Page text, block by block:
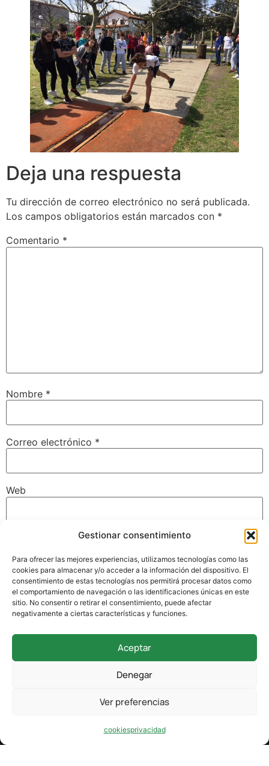
Gestionar consentimiento
Para ofrecer las mejores experiencias, utilizamos tecnologías como las
cookies para almacenar y/o acceder a la información del dispositivo. El
consentimiento de estas tecnologías nos permitirá procesar datos como
el comportamiento de navegación o las identificaciones únicas en este
sitio. No consentir o retirar el consentimiento, puede afectar
negativamente a ciertas características y funciones.
Aceptar
Denegar
Ver preferencias
cookiesprivacidad
Deja una respuesta
Tu dirección de correo electrónico no será publicada.
Los campos obligatorios están marcados con *
Comentario *
Nombre *
Correo electrónico *
Web
navegador para la próxima vez que comente.
La Llanilla, 102, 39012 Santander, Cantabria